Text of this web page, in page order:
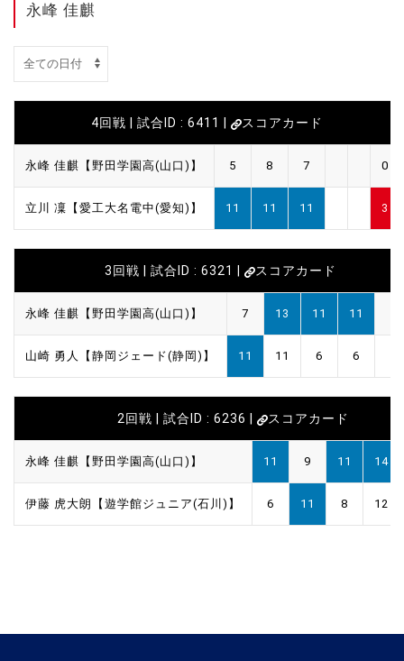
永峰 佳麒
4回戦 | 試合ID : 6411 | スコアカード
永峰 佳麒【野田学園高(山口)】 5 8 7 0
立川 凜【愛工大名電中(愛知)】 11 11 11 3
3回戦 | 試合ID : 6321 | スコアカード
永峰 佳麒【野田学園高(山口)】 7 13 11 11
山崎 勇人【静岡ジェード(静岡)】 11 11 6 6
2回戦 | 試合ID : 6236 | スコアカード
永峰 佳麒【野田学園高(山口)】 11 9 11 14
伊藤 虎大朗【遊学館ジュニア(石川)】 6 11 8 12